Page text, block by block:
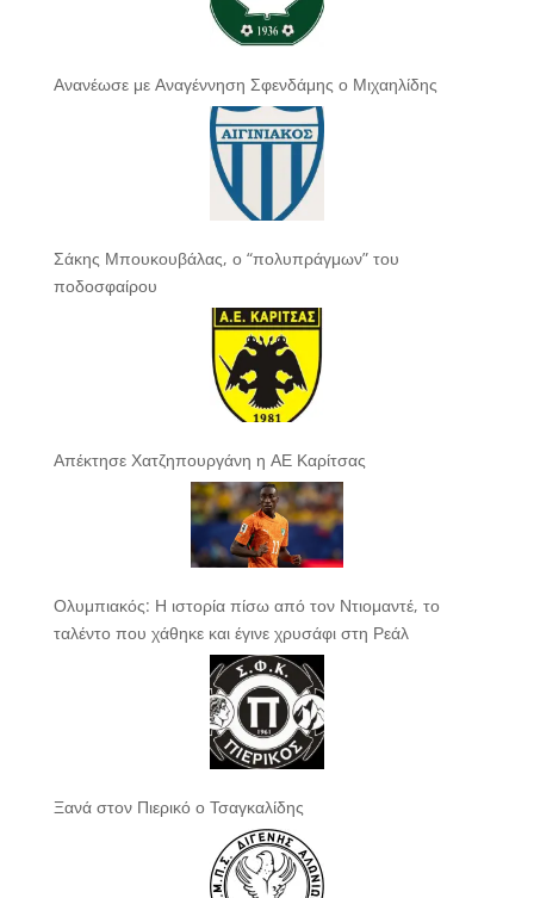
Ανανέωσε με Αναγέννηση Σφενδάμης ο Μιχαηλίδης
Σάκης Μπουκουβάλας, ο “πολυπράγμων” του
ποδοσφαίρου
Απέκτησε Χατζηπουργάνη η ΑΕ Καρίτσας
Ολυμπιακός: Η ιστορία πίσω από τον Ντιομαντέ, το
ταλέντο που χάθηκε και έγινε χρυσάφι στη Ρεάλ
Ξανά στον Πιερικό ο Τσαγκαλίδης